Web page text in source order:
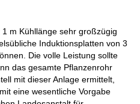
m Kühllänge sehr großzügig
Induktionsplatten von 3
Die volle Leistung sollte
das gesamte Pflanzenrohr
mit dieser Anlage ermittelt,
eine wesentliche Vorgabe